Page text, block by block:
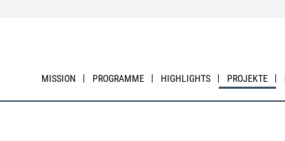
MISSION PROGRAMME HIGHLIGHTS PROJEKTE